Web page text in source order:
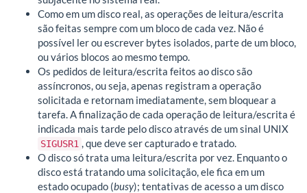
Como em um disco real, as operações de leitura/escrita
são feitas sempre com um bloco de cada vez. Não é
possível ler ou escrever bytes isolados, parte de um bloco,
ou vários blocos ao mesmo tempo.
Os pedidos de leitura/escrita feitos ao disco são
assíncronos, ou seja, apenas registram a operação
solicitada e retornam imediatamente, sem bloquear a
tarefa. A finalização de cada operação de leitura/escrita é
indicada mais tarde pelo disco através de um sinal UNIX
SIGUSR1 , que deve ser capturado e tratado.
O disco só trata uma leitura/escrita por vez. Enquanto o
disco está tratando uma solicitação, ele fica em um
estado ocupado (busy); tentativas de acesso a um disco